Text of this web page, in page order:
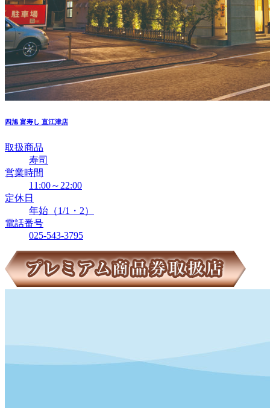
四旭 富寿し 直江津店
取扱商品
寿司
営業時間
11:00～22:00
定休日
年始（1/1・2）
電話番号
025-543-3795